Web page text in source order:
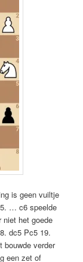
is geen vuiltje
… c6 speelde
het goede
dc5 Pc5 19.
bouwde verder
een zet of